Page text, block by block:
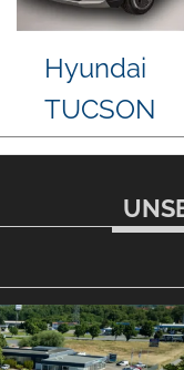
Passat
Variant